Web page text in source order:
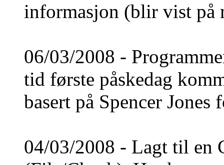
informasjon (blir vist på
06/03/2008 -
tid første påskedag
basert på Spencer Jones
04/03/2008 - Lagt til en